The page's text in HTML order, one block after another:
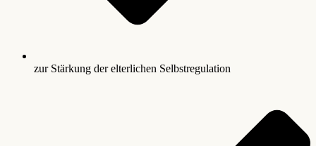
zur Stärkung der elterlichen Selbstregulation